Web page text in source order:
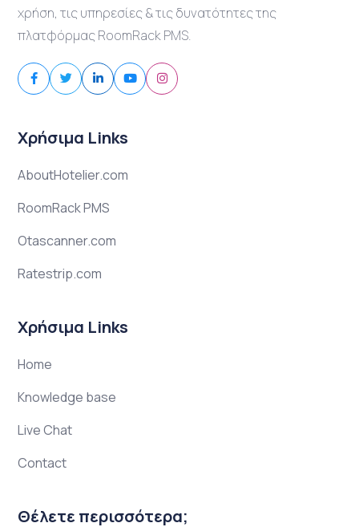
χρήση, τις υπηρεσίες & τις δυνατότητες της
πλατφόρμας RoomRack PMS.
Χρήσιμα Links
AboutHotelier.com
RoomRack PMS
Otascanner.com
Ratestrip.com
Χρήσιμα Links
Home
Knowledge base
Live Chat
Contact
Θέλετε περισσότερα;